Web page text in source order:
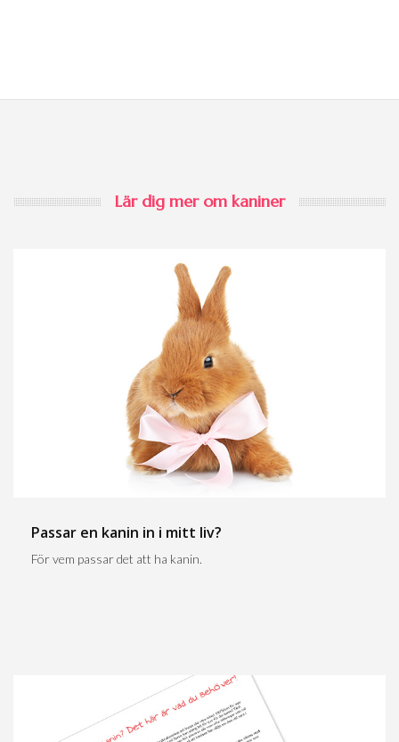
Lär dig mer om kaniner
Passar en kanin in i mitt liv?
För vem passar det att ha kanin.